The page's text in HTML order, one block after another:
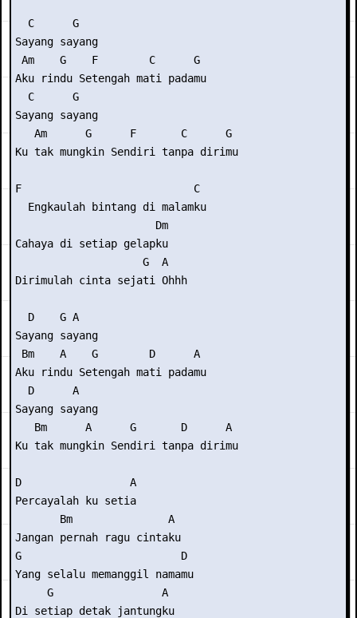
  C      G
Sayang sayang
Am    G    F        C      G
Aku rindu Setengah mati padamu
  C      G
Sayang sayang
   Am      G      F       C      G
Ku tak mungkin Sendiri tanpa dirimu
F                           C
  Engkaulah bintang di malamku
                      Dm
Cahaya di setiap gelapku
                    G  A
Dirimulah cinta sejati Ohhh
  D    G A
Sayang sayang
Bm    A    G        D      A
Aku rindu Setengah mati padamu
  D      A
Sayang sayang
   Bm      A      G       D      A
Ku tak mungkin Sendiri tanpa dirimu
D                 A
Percayalah ku setia
       Bm               A
Jangan pernah ragu cintaku
G                         D
Yang selalu memanggil namamu
     G                 A
Di setiap detak jantungku